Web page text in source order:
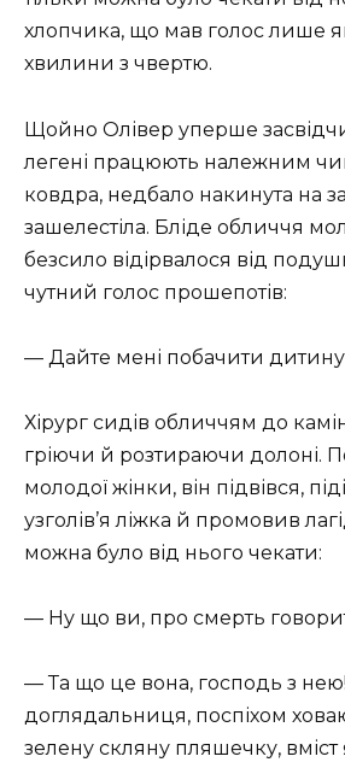
хлопчика, що мав голос лише
хвилини з чвертю.
Щойно Олівер уперше
легені працюють належним
ковдра, недбало накинута на
зашелестіла. Бліде обличчя
безсило відірвалося від
чутний голос прошепотів:
— Дайте мені побачити
Хірург сидів обличчям до
гріючи й розтираючи долоні.
молодої жінки, він підвівся,
узголів’я ліжка й промовив
можна було від нього чекати:
— Ну що ви, про смерть
— Та що це вона, господь з
доглядальниця, поспіхом
зелену скляну пляшечку,